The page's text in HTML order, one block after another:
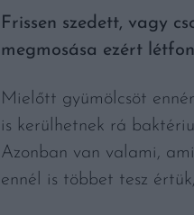
Frissen szedett, vagy
megmosása ezért
Mielőtt gyümölcsöt
is kerülhetnek rá
Azonban van valami,
ennél is többet tesz